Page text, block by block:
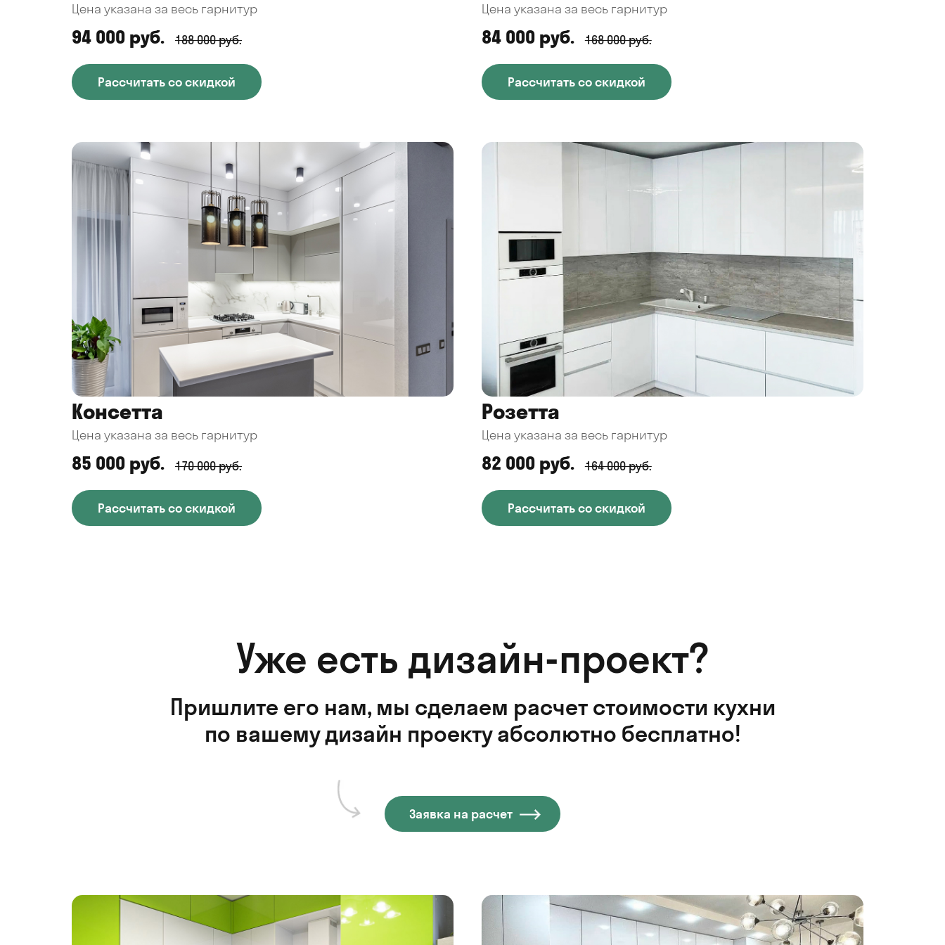
Цена указана за весь гарнитур
94 000 руб. 188 000 руб.
Рассчитать со скидкой
Цена указана за весь гарнитур
84 000 руб. 168 000 руб.
Рассчитать со скидкой
Консетта
Цена указана за весь гарнитур
85 000 руб. 170 000 руб.
Рассчитать со скидкой
Розетта
Цена указана за весь гарнитур
82 000 руб. 164 000 руб.
Рассчитать со скидкой
Уже есть дизайн-проект?
Пришлите его нам, мы сделаем расчет стоимости кухни
по вашему дизайн проекту абсолютно бесплатно!
Заявка на расчет